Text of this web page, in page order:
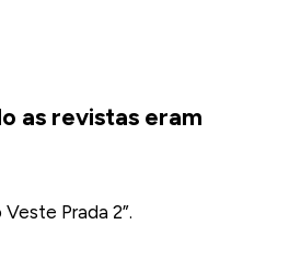
as revistas eram
Prada 2”.